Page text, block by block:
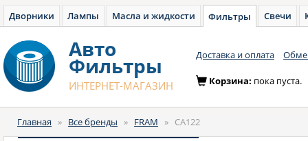
Дворники Лампы Масла и жидкости Фильтры Свечи
Авто
Фильтры
ИНТЕРНЕТ-МАГАЗИН
Доставка и оплата
Корзина: пока пуста.
Главная » Все бренды » FRAM » CA122